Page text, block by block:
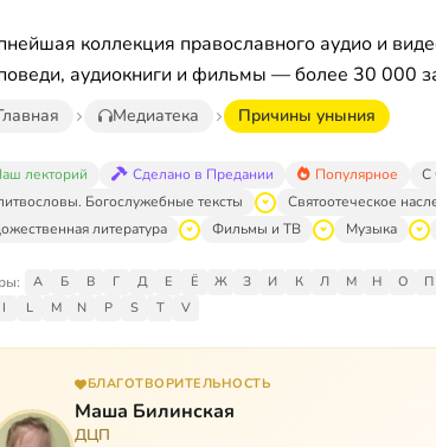
коллекция православного аудио и
аудиокниги и фильмы — более 30 000
Медиатека Причины уныния
лекторий Сделано в Предании Популярное С
Богослужебные тексты
Святоотеческое
литература
Фильмы и ТВ Музыка
А Б В Г Д Е Ё Ж З И К Л М Н О П
I L M N P S T V
БЛАГОТВОРИТЕЛЬНОСТЬ
Маша Билинская
ДЦП